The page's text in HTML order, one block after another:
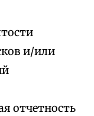
и/или
отчетность